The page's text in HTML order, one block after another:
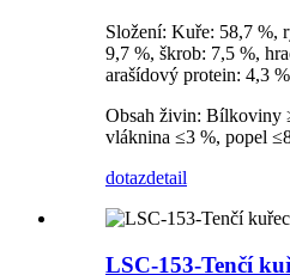
Složení: Kuře: 58,7 %,
9,7 %, škrob: 7,5 %,
arašídový protein: 4,3
Obsah živin: Bílkoviny
vláknina ≤3 %, popel
dotazdetail
LSC-153-Tenčí